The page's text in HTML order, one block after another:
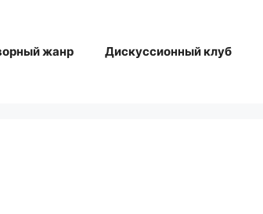
жанр Дискуссионный клуб